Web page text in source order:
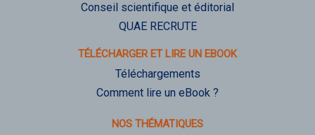
Conseil scientifique et éditorial
QUAE RECRUTE
TÉLÉCHARGER ET LIRE UN EBOOK
Téléchargements
Comment lire un eBook ?
NOS THÉMATIQUES